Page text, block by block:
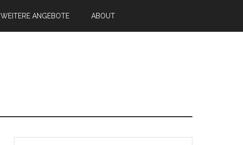
WEITERE ANGEBOTE ABOUT